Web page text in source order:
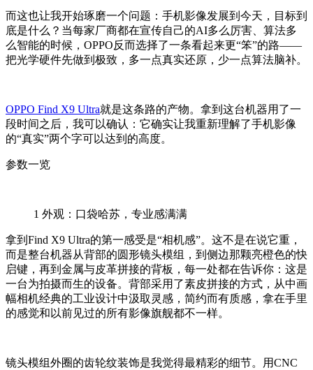
而这也让我开始琢磨一个问题：手机影像发展到今天，目标到
底是什么？当每家厂商都在宣传自己的AI多么厉害、算法多
么智能的时候，OPPO反而选择了一条看起来更“笨”的路——
把光学硬件先做到极致，多一点真实还原，少一点算法脑补。
OPPO Find X9 Ultra就是这条路的产物。拿到这台机器用了一
段时间之后，我可以确认：它确实让我重新理解了手机影像
的“真实”两个字可以达到的高度。
参数一览
1 外观：口袋哈苏，专业感满满
拿到Find X9 Ultra的第一感受是“相机感”。这不是在说它重，
而是整台机器从背部的圆形镜头模组，到侧边那颗亮橙色的快
启键，再到金属与皮革拼接的背板，每一处都在告诉你：这是
一台为拍摄而生的设备。背部采用了素皮拼接的方式，从中画
幅相机经典的工业设计中汲取灵感，简约而有质感，拿在手里
的感觉和以前见过的所有影像旗舰都不一样。
镜头模组外圈的齿轮纹装饰是我觉得最精彩的细节。用CNC